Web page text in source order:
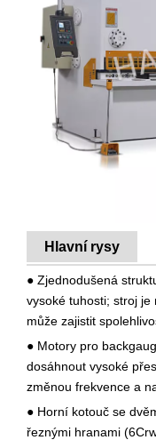
Hlavní rysy
● Zjednodušená
vysoké tuhosti; stroj je
může zajistit
● Motory pro
dosáhnout vysoké
změnou frekvence a
● Horní kotouč se
řeznými hranami